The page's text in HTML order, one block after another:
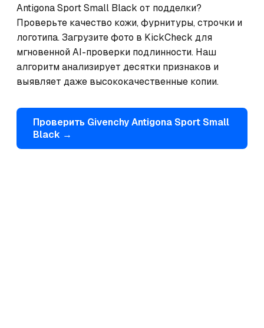
Antigona Sport Small Black от подделки?
Проверьте качество кожи, фурнитуры, строчки и
логотипа. Загрузите фото в KickCheck для
мгновенной AI-проверки подлинности. Наш
алгоритм анализирует десятки признаков и
выявляет даже высококачественные копии.
Проверить GivenchyAntigona Sport Small
Black →